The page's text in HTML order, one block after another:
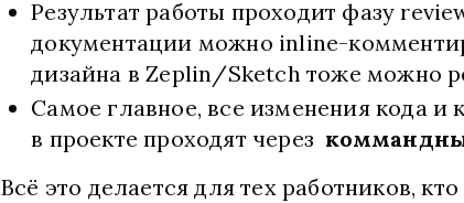
Результат работы проходит фазу
документации можно inline-
дизайна в Zeplin/Sketch тоже можно
Самое главное, все изменения кода
в проекте проходят через
Всё это делается для тех работников,